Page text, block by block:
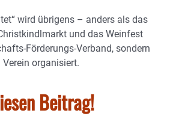
wird übrigens – anders als das
und das Weinfest
Förderungs-Verband, sondern
organisiert.
Beitrag!